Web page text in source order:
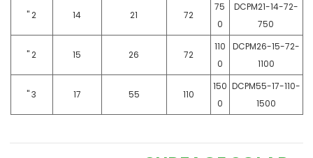
DCPM21-14-72-
750
75
0
72
21
14
2 "
DCPM26-15-72-
1100
110
0
72
26
15
2 "
DCPM55-17-110-
1500
150
0
110
55
17
3 "